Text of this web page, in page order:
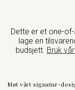
Dette er et one-
lage en
budsjett. Bruk
Møt vårt signatur-